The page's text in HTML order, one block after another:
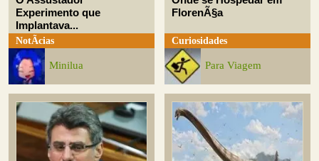
Experimento que
Implantava...
NotÃ­cias
Minilua
FlorenÃ§a
Curiosidades
Para Viagem